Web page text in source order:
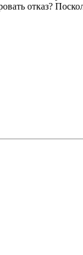
отказ?